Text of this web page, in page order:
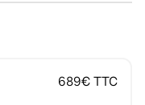
689€ TTC